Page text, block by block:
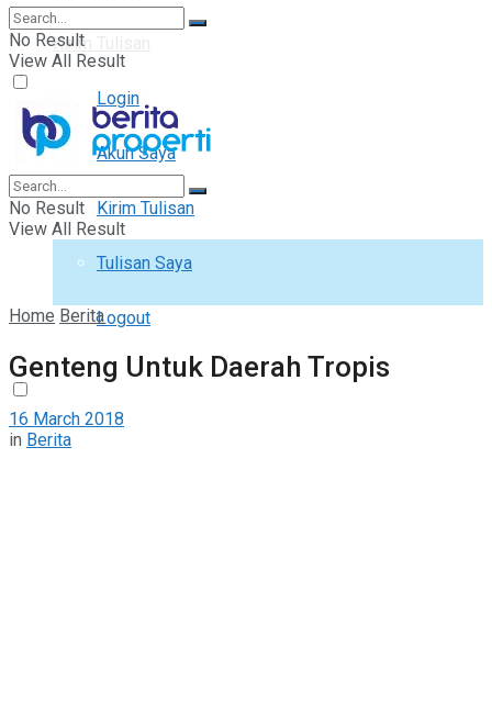
Kirim Tulisan
Login
Akun Saya
Kirim Tulisan
Tulisan Saya
Logout
No Result
View All Result
No Result
View All Result
Home Berita
Genteng Untuk Daerah Tropis
16 March 2018
in Berita